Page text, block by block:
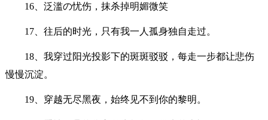
16、泛滥の忧伤，抹杀掉明媚微笑
17、往后的时光，只有我一人孤身独自走过。
18、我穿过阳光投影下的斑斑驳驳，每走一步都让悲伤
慢慢沉淀。
19、穿越无尽黑夜，始终见不到你的黎明。